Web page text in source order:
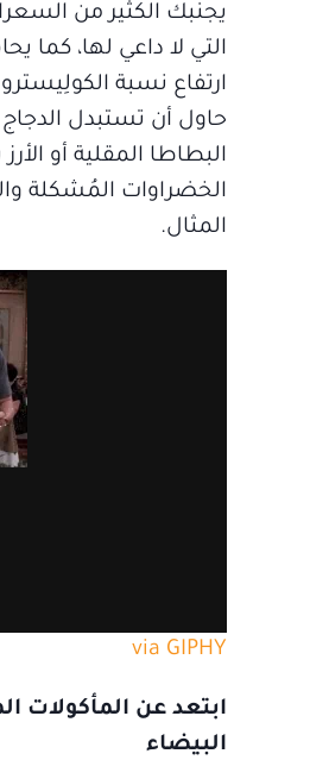
يجنبك الكثير من
التي لا داعي لها، كما
ارتفاع نسبة
حاول أن تستبدل
البطاطا المقلية أو
الخضراوات المُشكلة
المثال.
via GIPHY
ابتعد عن المأكولات
البيضاء